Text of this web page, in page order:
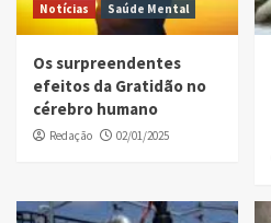
Notícias
Saúde Mental
Os surpreendentes
efeitos da Gratidão no
cérebro humano
Redação 02/01/2025